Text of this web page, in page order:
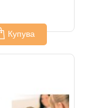
Купува